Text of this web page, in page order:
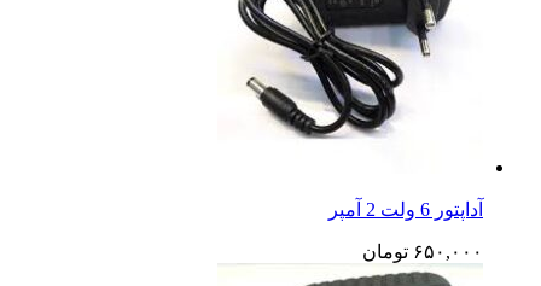
آداپتور 6 ولت 2 آمپر
۶۵۰,۰۰۰ تومان